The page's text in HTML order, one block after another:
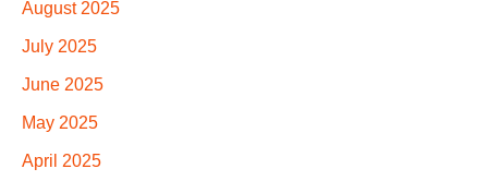
August 2025
July 2025
June 2025
May 2025
April 2025